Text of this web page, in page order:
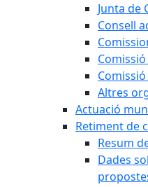
Junta de
Consell
Altres
Actuació
Retiment de
Resum
Dades